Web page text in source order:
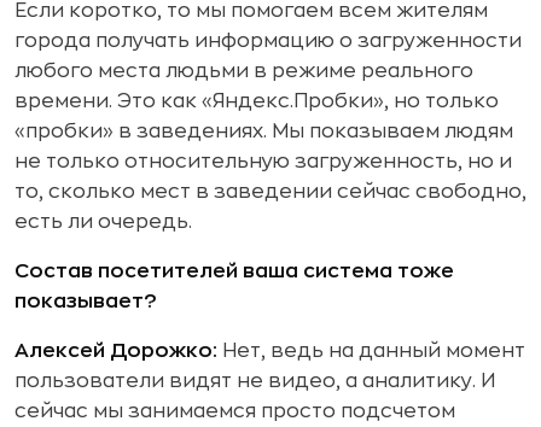
Если коротко, то мы помогаем всем жителям
города получать информацию о загруженности
любого места людьми в режиме реального
времени. Это как «Яндекс.Пробки», но только
«пробки» в заведениях. Мы показываем людям
не только относительную загруженность, но и
то, сколько мест в заведении сейчас свободно,
есть ли очередь.
Состав посетителей ваша система тоже
показывает?
Алексей Дорожко: Нет, ведь на данный момент
пользователи видят не видео, а аналитику. И
сейчас мы занимаемся просто подсчетом